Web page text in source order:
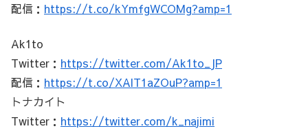
配信： https://t.co/kYmfgWCOMg?amp=1
Ak1to
Twitter： https://twitter.com/Ak1to_JP
配信： https://t.co/XAlT1aZOuP?amp=1
トナカイト
Twitter： https://twitter.com/k_najimi